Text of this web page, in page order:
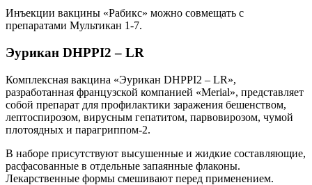
Инъекции вакцины «Рабикс» можно совмещать с
препаратами Мультикан 1-7.
Эурикан DHPPI2 – LR
Комплексная вакцина «Эурикан DHPPI2 – LR»,
разработанная французской компанией «Merial», представляет
собой препарат для профилактики заражения бешенством,
лептоспирозом, вирусным гепатитом, парвовирозом, чумой
плотоядных и парагриппом-2.
В наборе присутствуют высушенные и жидкие составляющие,
расфасованные в отдельные запаянные флаконы.
Лекарственные формы смешивают перед применением.